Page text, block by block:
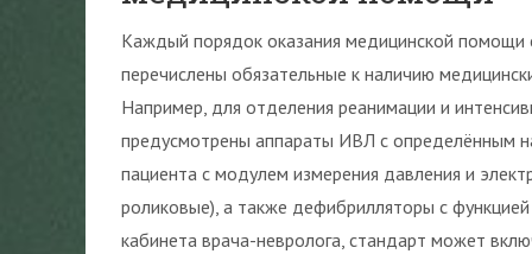
Каждый порядок оказания медицинской
перечислены обязательные к наличию
Например, для отделения реанимации и
предусмотрены аппараты ИВЛ с определённым
пациента с модулем измерения давления и
роликовые), а также дефибрилляторы с
кабинета врача-невролога, стандарт может